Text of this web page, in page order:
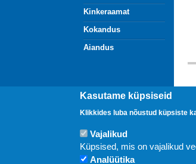
Kinkeraamat
Kokandus
Aiandus
Kasutame küpsiseid
Klikkides luba nõustud küpsiste
Vajalikud
Küpsised, mis on vajalikud
Analüütika